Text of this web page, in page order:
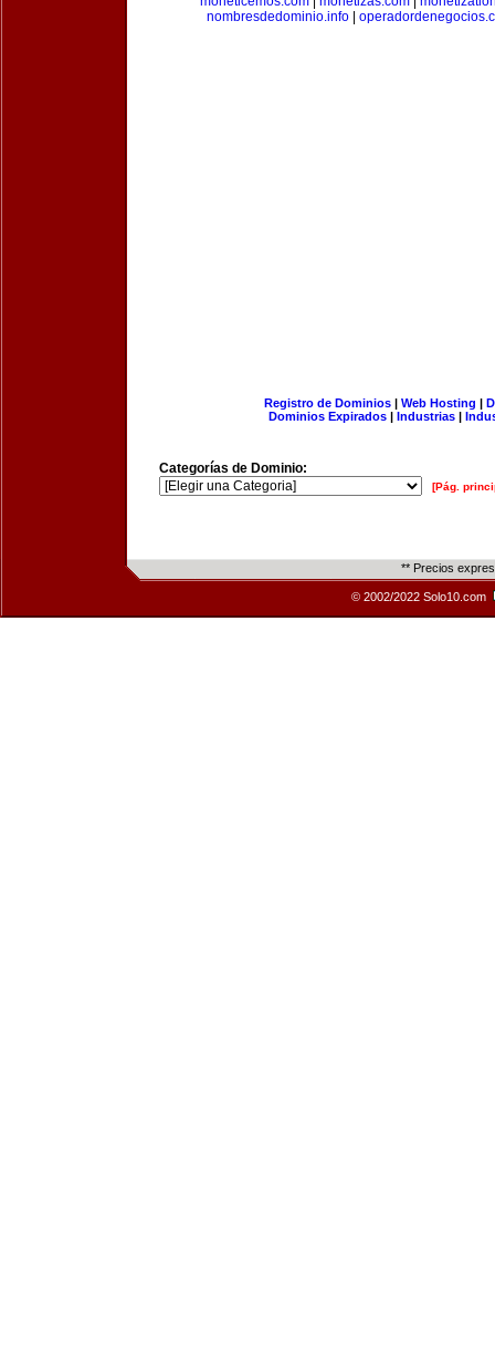
nombresdedominio.info|
Registro de Dominios| Web Hosting |
Dominios Expirados | Industrias |
Categorías de Dominio:
[Pág.
** Precios
© 2002/2022 Solo10.com